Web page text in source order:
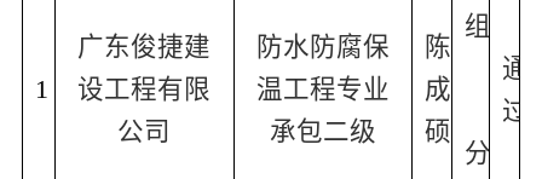
1
广东俊捷建
设工程有限
公司
防水防腐保
温工程专业
承包二级
陈
成
硕
组
分
通
过